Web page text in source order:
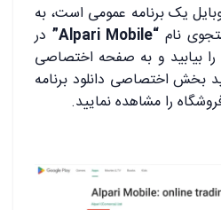
یک برنامه عمومی است، به
نام“Alpari Mobile”
در
بیابید و به صفحه اختصاصی
بخش اختصاصی دانلود برنامه
را مشاهده نمایید.